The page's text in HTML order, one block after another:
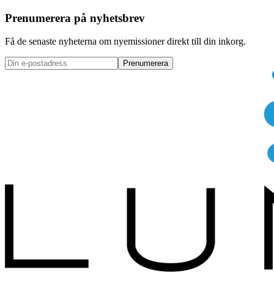
Prenumerera på nyhetsbrev
Få de senaste nyheterna om nyemissioner direkt till din inkorg.
Prenumerera